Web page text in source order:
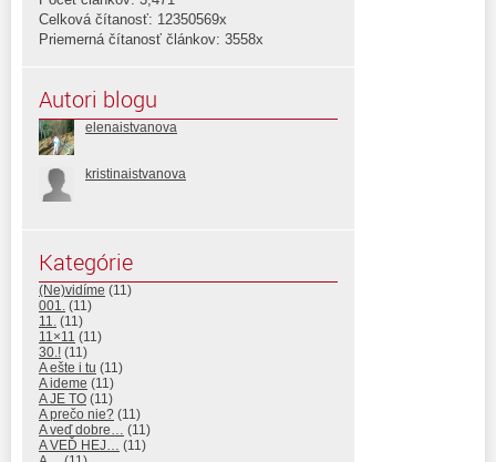
Celková čítanosť: 12350569x
Priemerná čítanosť článkov: 3558x
Autori blogu
elenaistvanova
kristinaistvanova
Kategórie
(Ne)vidíme (11)
001. (11)
11. (11)
11×11 (11)
30.! (11)
A ešte i tu (11)
A ideme (11)
A JE TO (11)
A prečo nie? (11)
A veď dobre… (11)
A VEĎ HEJ… (11)